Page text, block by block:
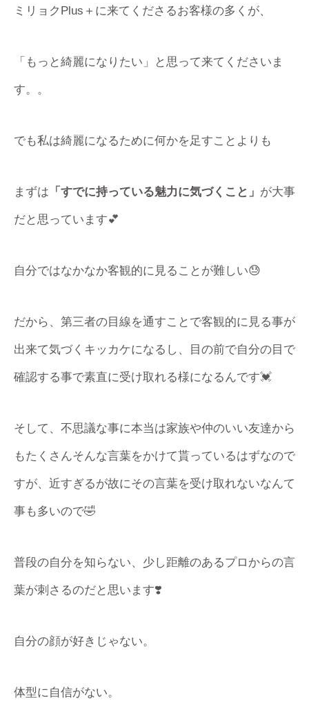
ミリョクPlus＋に来てくださるお客様の多くが、
「もっと綺麗になりたい」と思って来てくださいま
す。。
でも私は綺麗になるために何かを足すことよりも
まずは 「すでに持っている魅力に気づくこと」 が大事
だと思っています💕
自分ではなかなか客観的に見ることが難しい😓
だから、第三者の目線を通すことで客観的に見る事が
出来て気づくキッカケになるし、目の前で自分の目で
確認する事で素直に受け取れる様になるんです💓
そして、不思議な事に本当は家族や仲のいい友達から
もたくさんそんな言葉をかけて貰っているはずなので
すが、近すぎるが故にその言葉を受け取れないなんて
事も多いので🤣
普段の自分を知らない、少し距離のあるプロからの言
葉が刺さるのだと思います❣️
自分の顔が好きじゃない。
体型に自信がない。